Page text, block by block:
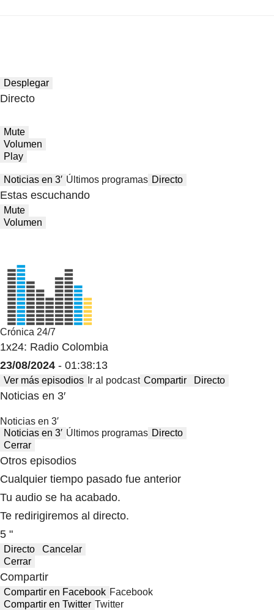
Desplegar
Directo
Mute
Volumen
Play
Noticias en 3′ Últimos programas Directo
Estas escuchando
Mute
Volumen
Crónica 24/7
1x24: Radio Colombia
23/08/2024 - 01:38:13
Ver más episodios Ir al podcast Compartir Directo
Noticias en 3′
Noticias en 3′
Noticias en 3′ Últimos programas Directo
Cerrar
Otros episodios
Cualquier tiempo pasado fue anterior
Tu audio se ha acabado.
Te redirigiremos al directo.
5 "
Directo
Cancelar
Cerrar
Compartir
Compartir en Facebook Facebook
Compartir en Twitter Twitter